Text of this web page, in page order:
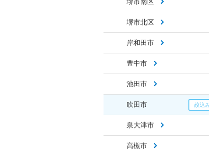
堺市北区
岸和田市
豊中市
池田市
吹田市
泉大津市
高槻市